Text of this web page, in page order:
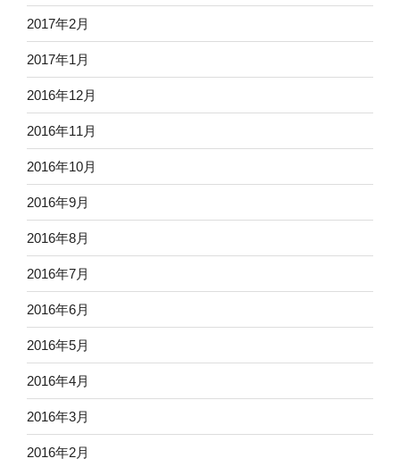
2017年2月
2017年1月
2016年12月
2016年11月
2016年10月
2016年9月
2016年8月
2016年7月
2016年6月
2016年5月
2016年4月
2016年3月
2016年2月